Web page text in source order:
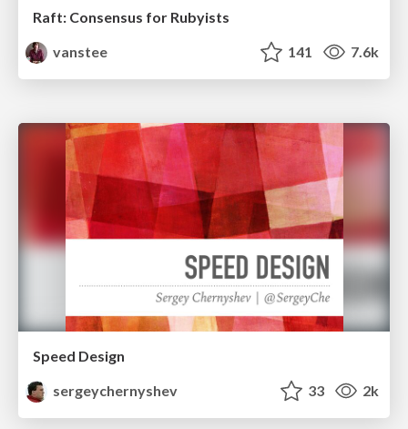
Raft: Consensus for Rubyists
vanstee
141 7.6k
Speed Design
sergeychernyshev
33 2k